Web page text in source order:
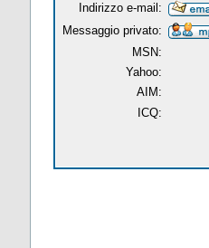
Indirizzo e-mail:
Messaggio privato:
MSN:
Yahoo:
AIM:
ICQ: